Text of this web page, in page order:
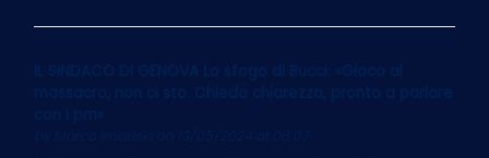
IL SINDACO DI GENOVA Lo sfogo di Bucci: «Gioco al
massacro, non ci sto. Chiedo chiarezza, pronto a parlare
con i pm»
Marco Imarisio on 13/05/2024 at 06:07